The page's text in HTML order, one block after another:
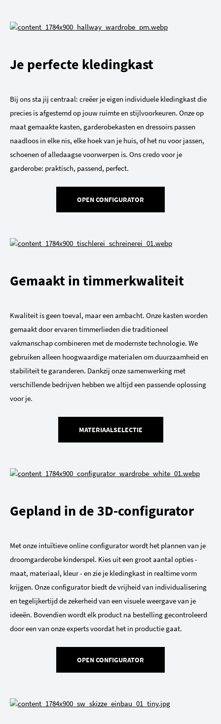
Je perfecte kledingkast
Bij ons sta jij centraal: creëer je eigen individuele kledingkast die
precies is afgestemd op jouw ruimte en stijlvoorkeuren. Onze op
maat gemaakte kasten, garderobekasten en dressoirs passen
naadloos in elke nis, elke hoek van je huis, of het nu voor jassen,
schoenen of alledaagse voorwerpen is. Ons credo voor je
garderobe: praktisch, passend, perfect.
OPEN CONFIGURATOR
Gemaakt in timmerkwaliteit
Kwaliteit is geen toeval, maar een ambacht. Onze kasten worden
gemaakt door ervaren timmerlieden die traditioneel
vakmanschap combineren met de modernste technologie. We
gebruiken alleen hoogwaardige materialen om duurzaamheid en
stabiliteit te garanderen. Dankzij onze samenwerking met
verschillende bedrijven hebben we altijd een passende oplossing
voor je.
MATERIAALSELECTIE
Gepland in de 3D-configurator
Met onze intuïtieve online configurator wordt het plannen van je
droomgarderobe kinderspel. Kies uit een groot aantal opties -
maat, materiaal, kleur - en zie je kledingkast in realtime vorm
krijgen. Onze configurator biedt de vrijheid van individualisering
en tegelijkertijd de zekerheid van een visuele weergave van je
ideeën. Bovendien wordt elk product na bestelling gecontroleerd
door een van onze experts voordat het in productie gaat.
OPEN CONFIGURATOR